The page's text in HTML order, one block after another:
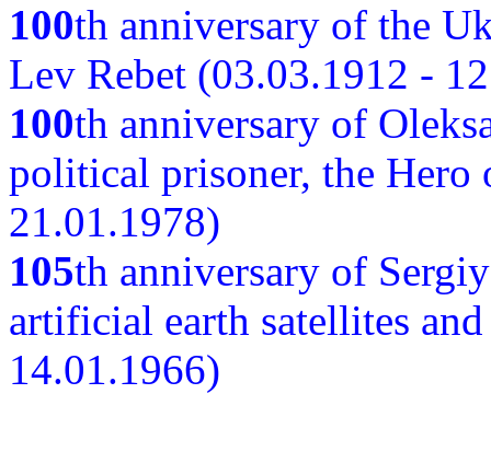
100th anniversary of the
Lev Rebet (03.03.1912 -
100th anniversary of
political prisoner, the
21.01.1978)
105th anniversary of
artificial earth satellites
14.01.1966)